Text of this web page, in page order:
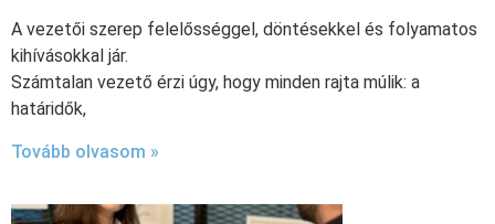
A vezetői szerep felelősséggel, döntésekkel és folyamatos
kihívásokkal jár.
Számtalan vezető érzi úgy, hogy minden rajta múlik: a
határidők,
Tovább olvasom »